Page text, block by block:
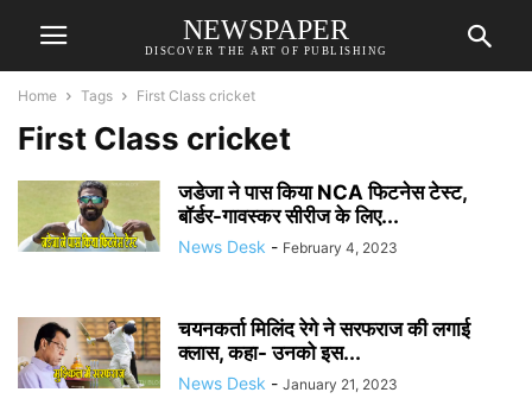
NEWSPAPER
DISCOVER THE ART OF PUBLISHING
Home Tags First Class cricket
First Class cricket
जडेजा ने पास किया NCA फिटनेस टेस्ट,
बॉर्डर-गावस्कर सीरीज के लिए...
News Desk - February 4, 2023
चयनकर्ता मिलिंद रेगे ने सरफराज की लगाई
क्लास, कहा- उनको इस...
News Desk - January 21, 2023